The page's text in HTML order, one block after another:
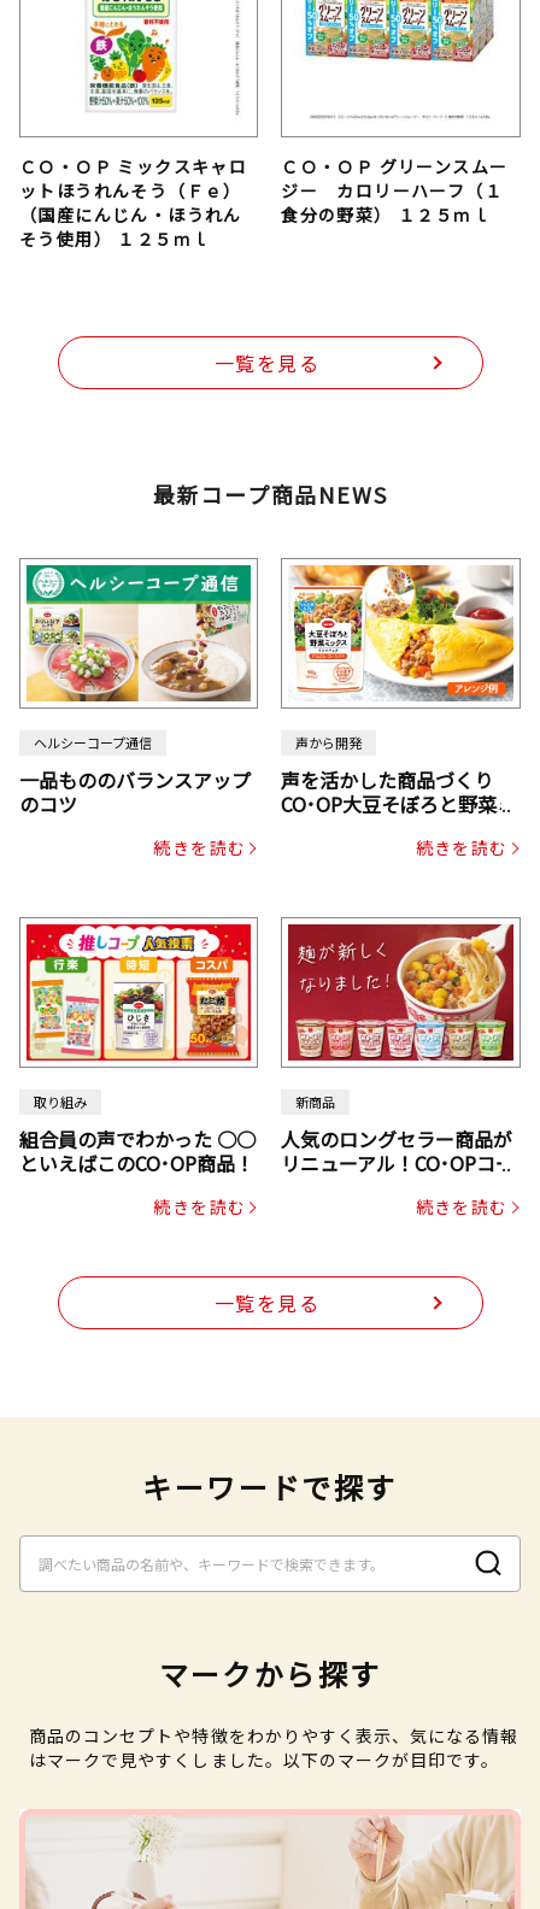
ＣＯ・ＯＰ ミックスキャロ
ットほうれんそう（Ｆｅ）
（国産にんじん・ほうれん
そう使用） １２５ｍｌ
ＣＯ・ＯＰ グリーンスムー
ジー カロリーハーフ（１
食分の野菜） １２５ｍｌ
一覧を見る
最新コープ商品NEWS
ヘルシーコープ通信
一品もののバランスアップ
のコツ
続きを読む
声から開発
声を活かした商品づくり
CO･OP大豆そぼろと野菜ミ
じん・コーン入り）続きを読む
取り組み
組合員の声でわかった ○○
といえばこのCO･OP商品！
続きを読む
新商品
人気のロングセラー商品が
リニューアル！CO･OPコー
続きを読む
一覧を見る
キーワードで探す
マークから探す
商品のコンセプトや特徴をわかりやすく表示、気になる情報
はマークで見やすくしました。以下のマークが目印です。